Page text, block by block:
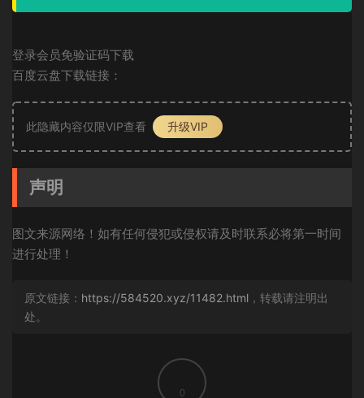
登录会员免验证码下载
百度云盘下载链接：
此隐藏内容仅限VIP查看 升级VIP
声明
图文来源网络！如有任何侵犯或侵权请及时联系必将第一时间
进行处理！
原文链接： https://584520.xyz/11482.html ，转载请注明出
处。
0